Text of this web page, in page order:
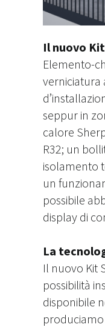
Il nuovo Kit
Elemento-
verniciatura
seppur in
calore
R32; un
isolamento
un
possibile
display di
La
Il nuovo Kit
possibilità
disponibile